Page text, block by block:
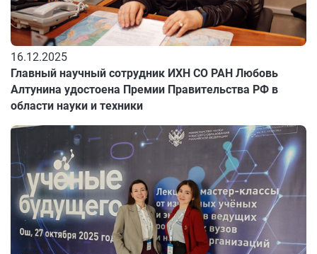
16.12.2025
Главный научный сотрудник ИХН СО РАН Любовь
Алтунина удостоена Премии Правительства РФ в
области науки и техники